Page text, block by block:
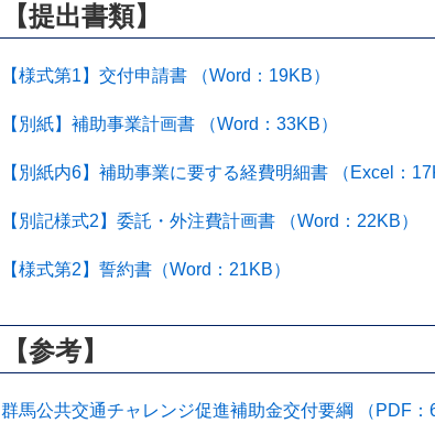
【提出書類】
【様式第1】交付申請書 （Word：19KB）
【別紙】補助事業計画書 （Word：33KB）
【別紙内6】補助事業に要する経費明細書 （Excel：
【別記様式2】委託・外注費計画書 （Word：22KB）
【様式第2】誓約書（Word：21KB）
【参考】
群馬公共交通チャレンジ促進補助金交付要綱 （PDF：